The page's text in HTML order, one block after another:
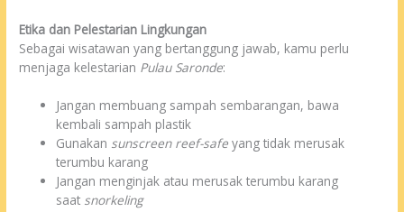
Etika dan Pelestarian Lingkungan
Sebagai wisatawan yang bertanggung jawab, kamu perlu
menjaga kelestarian Pulau Saronde:
Jangan membuang sampah sembarangan, bawa
kembali sampah plastik
Gunakan sunscreen reef-safe yang tidak merusak
terumbu karang
Jangan menginjak atau merusak terumbu karang
saat snorkeling